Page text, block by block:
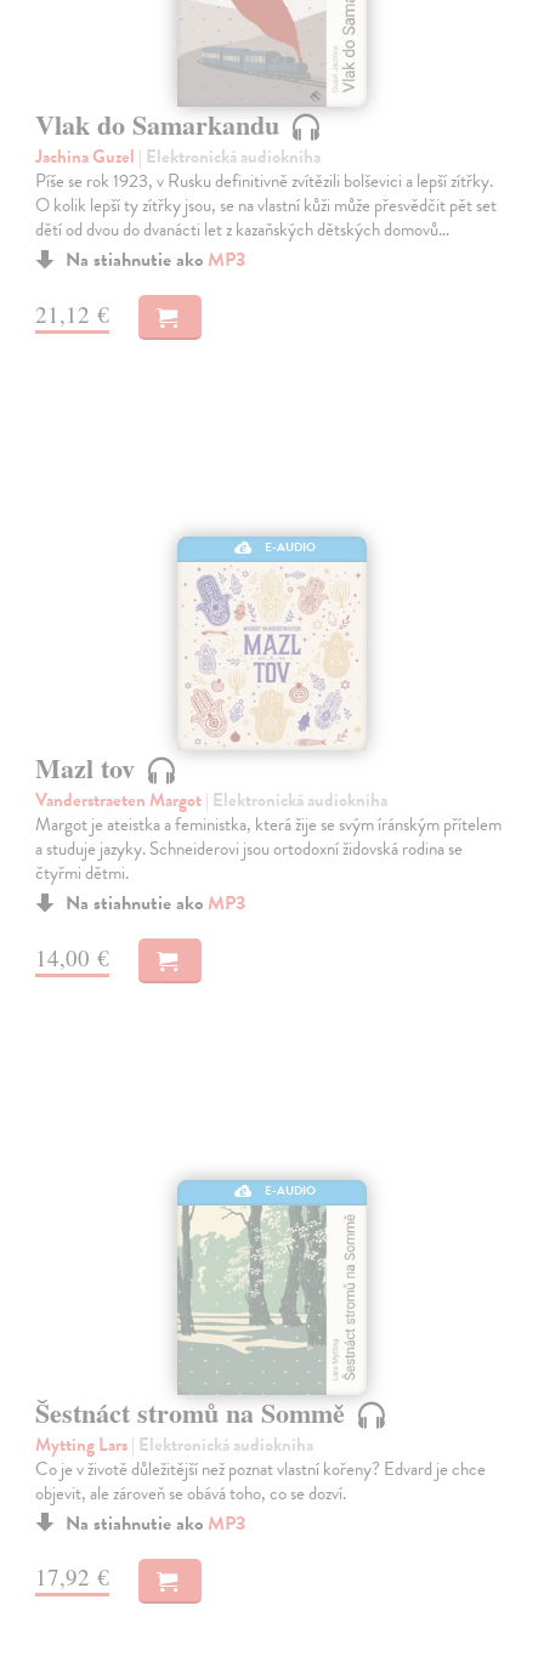
Vlak do Samarkandu
Jachina Guzel | Elektronická audiokniha
Píše se rok 1923, v Rusku definitivně zvítězili bolševici a lepší zítřky.
O kolik lepší ty zítřky jsou, se na vlastní kůži může přesvědčit pět set
dětí od dvou do dvanácti let z kazaňských dětských domovů…
Na stiahnutie ako MP3
21,12 €
E-AUDIO
Mazl tov
Vanderstraeten Margot| Elektronická audiokniha
Margot je ateistka a feministka, která žije se svým íránským přítelem
a studuje jazyky. Schneiderovi jsou ortodoxní židovská rodina se
čtyřmi dětmi.
Na stiahnutie ako MP3
14,00 €
E-AUDIO
Šestnáct stromů na Sommě
Mytting Lars| Elektronická audiokniha
Co je v životě důležitější než poznat vlastní kořeny? Edvard je chce
objevit, ale zároveň se obává toho, co se dozví.
Na stiahnutie ako MP3
17,92 €